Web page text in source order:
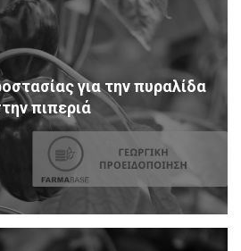
για την πυραλίδα
πιπεριά